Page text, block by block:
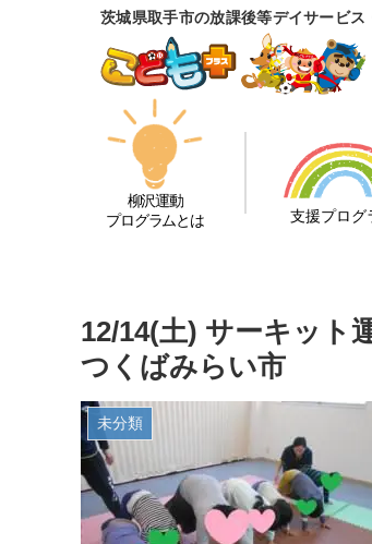
茨城県取手市の放課後等デイサービ
柳沢運動
プログラムとは
支援プログ
12/14(土) サーキッ
つくばみらい市
未分類